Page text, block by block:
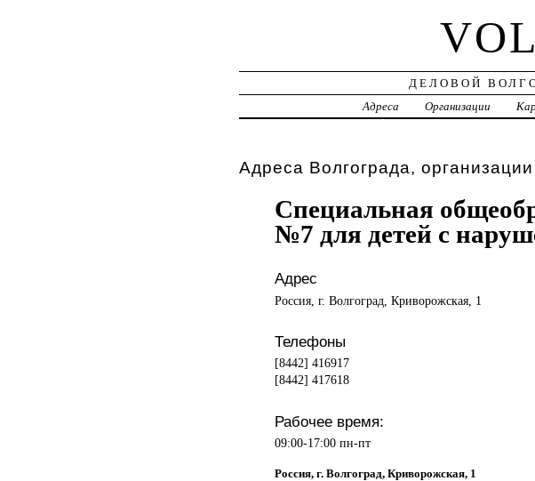
ДЕЛОВОЙ
Адреса
Организации
Адреса Волгограда,
Специальная
№7 для детей с
Адрес
Россия, г. Волгоград, Криворожская, 1
Телефоны
[8442] 416917
[8442] 417618
Рабочее время:
09:00-17:00 пн-пт
Россия, г. Волгоград, Криворожская, 1